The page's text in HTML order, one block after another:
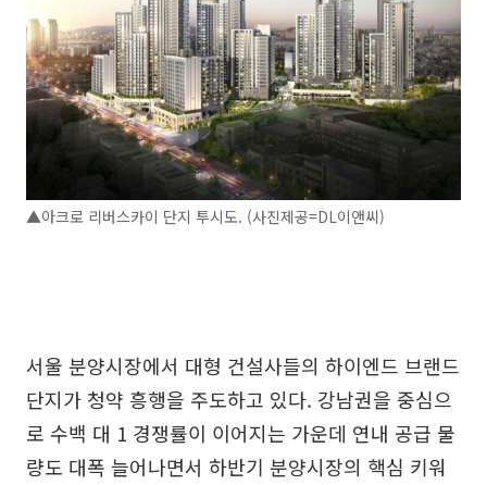
▲아크로 리버스카이 단지 투시도. (사진제공=DL이앤씨)
서울 분양시장에서 대형 건설사들의 하이엔드 브랜드
단지가 청약 흥행을 주도하고 있다. 강남권을 중심으
로 수백 대 1 경쟁률이 이어지는 가운데 연내 공급 물
량도 대폭 늘어나면서 하반기 분양시장의 핵심 키워